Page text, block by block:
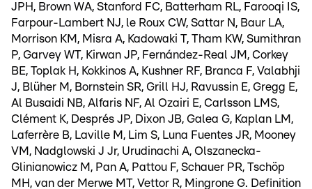
JPH, Brown WA, Stanford FC, Batterham RL, Farooqi IS,
Farpour-Lambert NJ, le Roux CW, Sattar N, Baur LA,
Morrison KM, Misra A, Kadowaki T, Tham KW, Sumithran
P, Garvey WT, Kirwan JP, Fernández-Real JM, Corkey
BE, Toplak H, Kokkinos A, Kushner RF, Branca F, Valabhji
J, Blüher M, Bornstein SR, Grill HJ, Ravussin E, Gregg E,
Al Busaidi NB, Alfaris NF, Al Ozairi E, Carlsson LMS,
Clément K, Després JP, Dixon JB, Galea G, Kaplan LM,
Laferrère B, Laville M, Lim S, Luna Fuentes JR, Mooney
VM, Nadglowski J Jr, Urudinachi A, Olszanecka-
Glinianowicz M, Pan A, Pattou F, Schauer PR, Tschöp
MH, van der Merwe MT, Vettor R, Mingrone G. Definition